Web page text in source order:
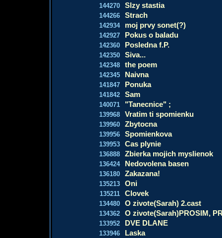
144270 Slzy stastia
144266 Strach
142934 moj prvy sonet(?)
142927 Pokus o baladu
142360 Posledna f.P.
142350 Siva...
142348 the poem
142345 Naivna
141847 Ponuka
141842 Sam
140071 "Tanecnice" ;
139968 Vratim ti spomienku
139960 Zbytocna
139956 Spomienkova
139953 Cas plynie
136888 Zbierka mojich myslienok
136424 Nedovolena basen
136180 Zakazana!
135213 Oni
135211 Clovek
134480 O zivote(Sarah) 2.cast
134362 O zivote(Sarah)PROSIM,
133952 DVE DLANE
133946 Laska